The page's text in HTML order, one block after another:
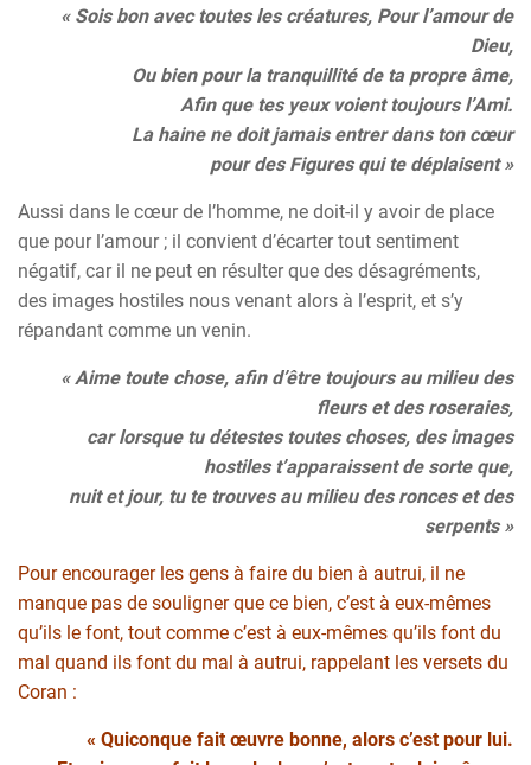
« Sois bon avec toutes les créatures, Pour l’amour de
Dieu,
Ou bien pour la tranquillité de ta propre âme,
Afin que tes yeux voient toujours l’Ami.
La haine ne doit jamais entrer dans ton cœur
pour des Figures qui te déplaisent »
Aussi dans le cœur de l’homme, ne doit-il y avoir de place
que pour l’amour ; il convient d’écarter tout sentiment
négatif, car il ne peut en résulter que des désagréments,
des images hostiles nous venant alors à l’esprit, et s’y
répandant comme un venin.
« Aime toute chose, afin d’être toujours au milieu des
fleurs et des roseraies,
car lorsque tu détestes toutes choses, des images
hostiles t’apparaissent de sorte que,
nuit et jour, tu te trouves au milieu des ronces et des
serpents »
Pour encourager les gens à faire du bien à autrui, il ne
manque pas de souligner que ce bien, c’est à eux-mêmes
qu’ils le font, tout comme c’est à eux-mêmes qu’ils font du
mal quand ils font du mal à autrui, rappelant les versets du
Coran :
« Quiconque fait œuvre bonne, alors c’est pour lui.